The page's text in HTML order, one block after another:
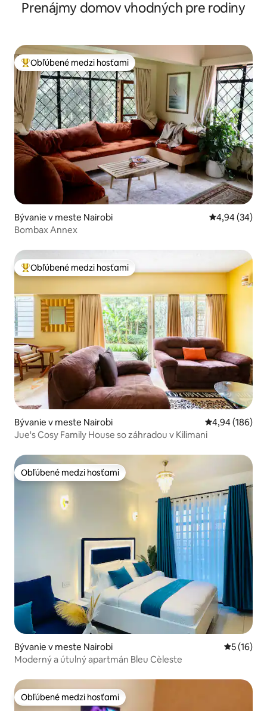
Prenájmy domov vhodných pre rodiny
Najobľúbenejšie medzi hosťami
Obľúbené medzi hosťami
Bývanie v meste Nairobi Priemerné
4,94 (34)
Bombax Annex
Najobľúbenejšie medzi hosťami
Obľúbené medzi hosťami
Bývanie v meste Nairobi Priemerné
4,94 (186)
Jue's Cosy Family House so záhradou v Kilimani
Obľúbené medzi hosťami
Obľúbené medzi hosťami
Bývanie v meste Nairobi
5 (16)
Moderný a útulný apartmán Bleu Cèleste
Obľúbené medzi hosťami
Obľúbené medzi hosťami